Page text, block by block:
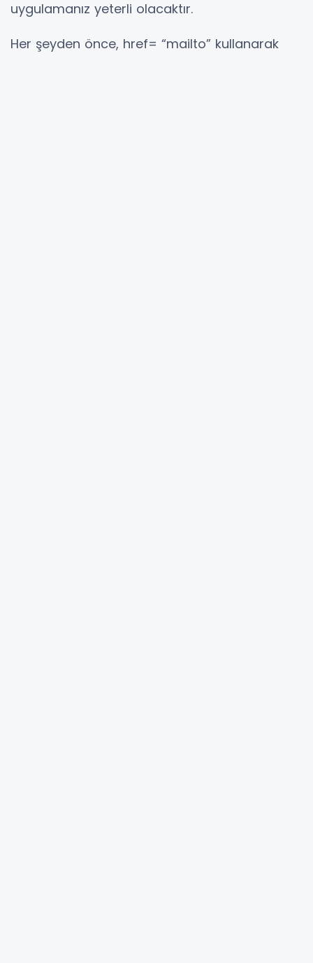
uygulamanız yeterli olacaktır.
Her şeyden önce, href= “mailto” kullanarak